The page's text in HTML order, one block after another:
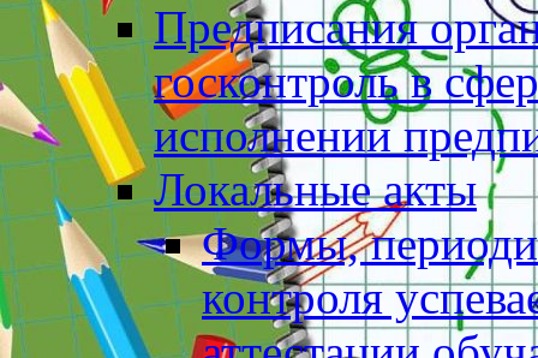
Предписания
госконтроль в
исполнении
Локальные акты
Формы,
контроля